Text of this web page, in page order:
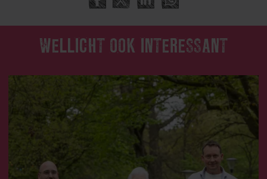
WELLICHT OOK INTERESSANT